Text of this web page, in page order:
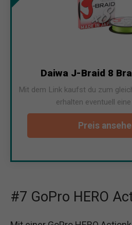
Daiwa J-Braid 8
Mit dem Link kaufst du zum
erhalten eventuell
Preis
#7 GoPro HERO